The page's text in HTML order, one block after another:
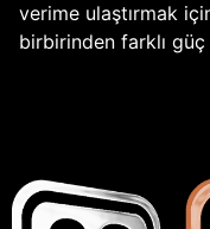
verime ulaştırmak
birbirinden farklı